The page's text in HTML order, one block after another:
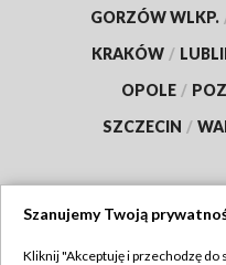
GORZÓW WLKP.
KRAKÓW /
OPOLE /
SZCZECIN /
Szanujemy Twoją
Kliknij "Akceptuję i przechodzę do